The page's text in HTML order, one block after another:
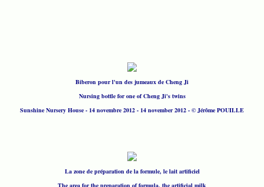
Biberon pour l'un des jumeaux de Cheng Ji
Nursing bottle for one of Cheng Ji's twins
Sunshine Nursery House - 14 novembre 2012 - 14 november 2012 - © Jérôme POUILLE
La zone de préparation de la formule, le lait artificiel
The area for the preparation of formula, the artificial milk